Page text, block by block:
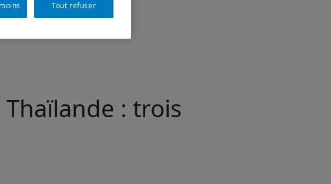
: trois
Tout refuser